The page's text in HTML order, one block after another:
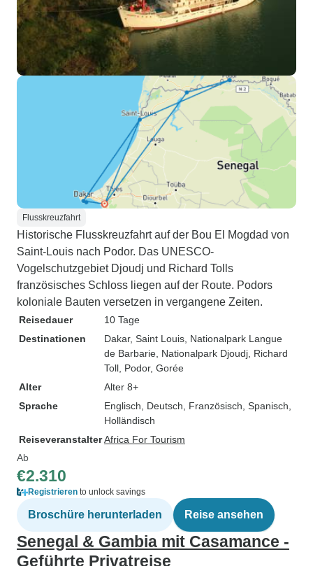
Flusskreuzfahrt
Historische Flusskreuzfahrt auf der Bou El Mogdad von
Saint-Louis nach Podor. Das UNESCO-
Vogelschutzgebiet Djoudj und Richard Tolls
französisches Schloss liegen auf der Route. Podors
koloniale Bauten versetzen in vergangene Zeiten.
Reisedauer
10 Tage
Destinationen
Dakar, Saint Louis , Nationalpark Langue
de Barbarie , Nationalpark Djoudj , Richard
Toll , Podor, Gorée
Alter
Alter 8+
Sprache
Englisch, Deutsch, Französisch, Spanisch,
Holländisch
ReiseveranstalterAfrica For Tourism
Ab
€2.310
Registrieren to unlock savings
Broschüre herunterladen Reise ansehen
Senegal & Gambia mit Casamance -
Geführte Privatreise